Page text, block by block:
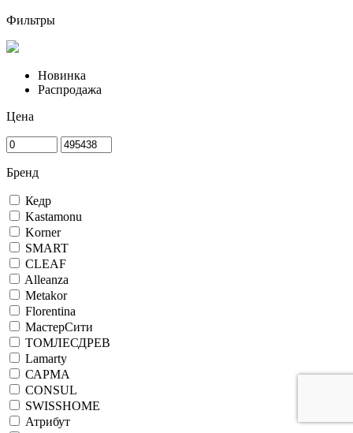
Фильтры
Новинка
Распродажа
Цена
Бренд
Кедр
Kastamonu
Korner
SMART
CLEAF
Alleanza
Metakor
Florentina
МастерСити
ТОМЛЕСДРЕВ
Lamarty
САРМА
CONSUL
SWISSHOME
Атрибут